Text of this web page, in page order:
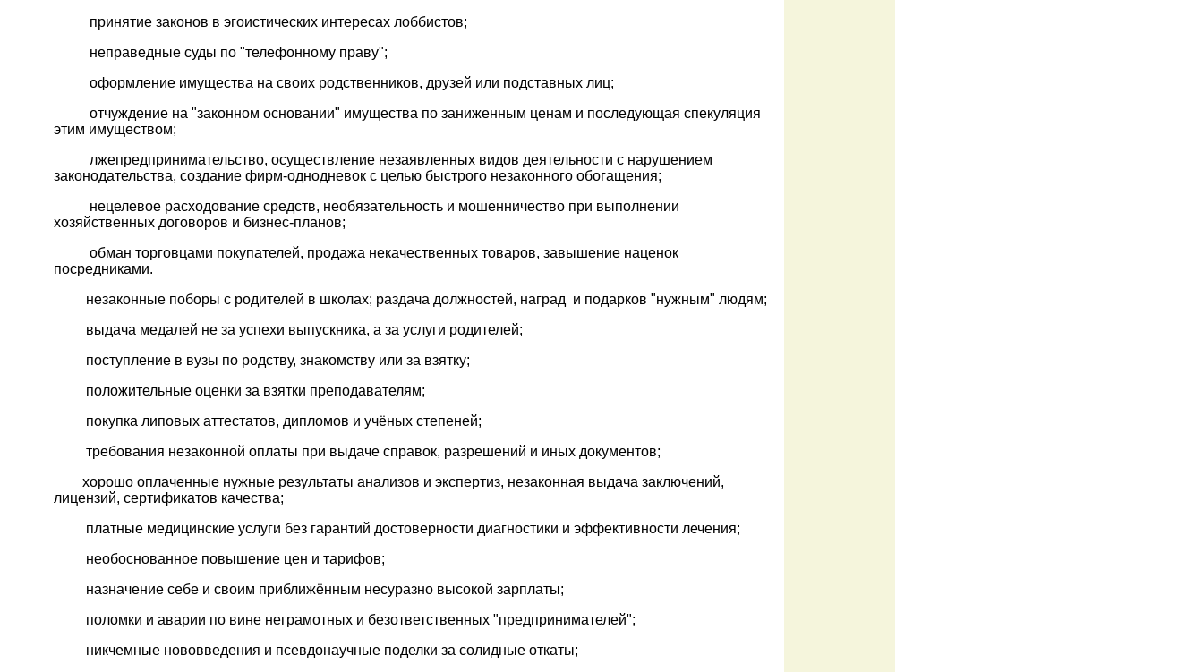
принятие законов в эгоистических интересах лоббистов;
неправедные суды по "телефонному праву";
оформление имущества на своих родственников, друзей или подставных лиц;
отчуждение на "законном основании" имущества по заниженным ценам и последующая спекуляция
этим имуществом;
лжепредпринимательство, осуществление незаявленных видов деятельности с нарушением
законодательства, создание фирм-однодневок с целью быстрого незаконного обогащения;
нецелевое расходование средств, необязательность и мошенничество при выполнении
хозяйственных договоров и бизнес-планов;
обман торговцами покупателей, продажа некачественных товаров, завышение наценок
посредниками.
незаконные поборы с родителей в школах; раздача должностей, наград и подарков "нужным" людям;
выдача медалей не за успехи выпускника, а за услуги родителей;
поступление в вузы по родству, знакомству или за взятку;
положительные оценки за взятки преподавателям;
покупка липовых аттестатов, дипломов и учёных степеней;
требования незаконной оплаты при выдаче справок, разрешений и иных документов;
хорошо оплаченные нужные результаты анализов и экспертиз, незаконная выдача заключений,
лицензий, сертификатов качества;
платные медицинские услуги без гарантий достоверности диагностики и эффективности лечения;
необоснованное повышение цен и тарифов;
назначение себе и своим приближённым несуразно высокой зарплаты;
поломки и аварии по вине неграмотных и безответственных "предпринимателей";
никчемные нововведения и псевдонаучные поделки за солидные откаты;